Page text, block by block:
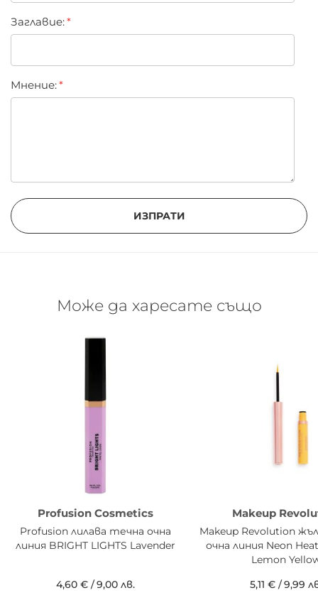
Заглавиe:
Мнение:
ИЗПРАТИ
Може да харесате също
Profusion Cosmetics
Profusion лилава течна очна
линия BRIGHT LIGHTS Lavender
4,60 €/9,00 лв.
Makeup
Makeup Revolution
очна линия Neon
Lemon
5,11 € /9,99